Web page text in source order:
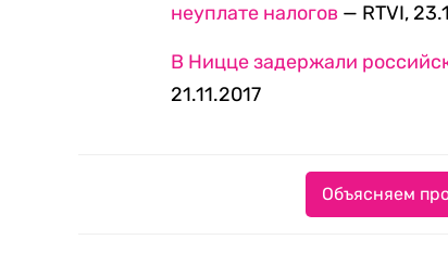
неуплате налогов — RTVI,
В Ницце задержали
21.11.2017
Объясняем